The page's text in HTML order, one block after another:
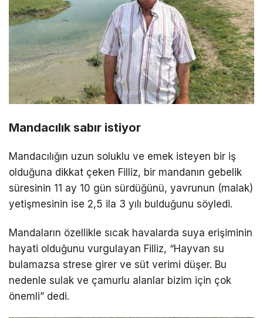
Mandacılık sabır istiyor
Mandacılığın uzun soluklu ve emek isteyen bir iş
olduğuna dikkat çeken Filliz, bir mandanın gebelik
süresinin 11 ay 10 gün sürdüğünü, yavrunun (malak)
yetişmesinin ise 2,5 ila 3 yılı bulduğunu söyledi.
Mandaların özellikle sıcak havalarda suya erişiminin
hayati olduğunu vurgulayan Filliz, “Hayvan su
bulamazsa strese girer ve süt verimi düşer. Bu
nedenle sulak ve çamurlu alanlar bizim için çok
önemli” dedi.